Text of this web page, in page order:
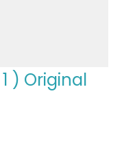
) Original